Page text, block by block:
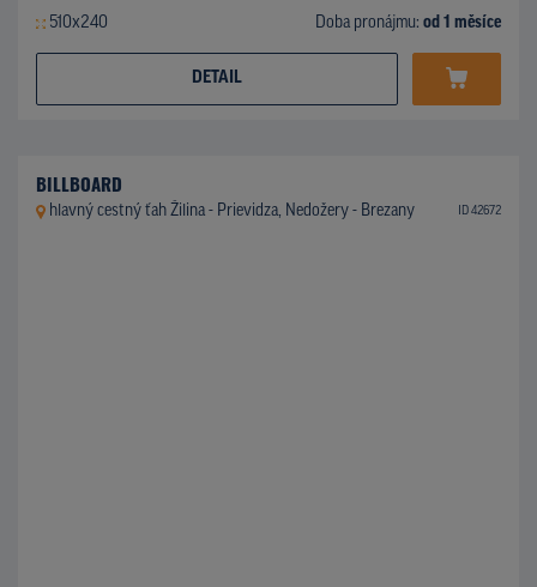
510x240 Doba pronájmu: od 1 měsíce
DETAIL
BILLBOARD
hlavný cestný ťah Žilina - Prievidza, Nedožery - Brezany ID 42672